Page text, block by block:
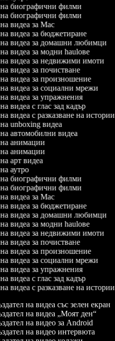
на биографични филми
на биографични филми
на видеа за Mac
на видеа за бюджетиране
на видеа за домашни любимци
на видеа за модни haulове
на видеа за недвижими имоти
на видеа за почистване
на видеа за произношение
на видеа за социални мрежи
на видеа за упражнения
на видеа с глас зад кадър
на видеа с разказване на истории
на unboxing видеа
на автомобилни видеа
на анимации
на анимации
на арт видеа
аутро
на биографични филми
на биографични филми
на видеа за Mac
на видеа за бюджетиране
на видеа за домашни любимци
на видеа за модни haulове
на видеа за недвижими имоти
на видеа за почистване
на видеа за произношение
на видеа за социални мрежи
на видеа за упражнения
на видеа с глас зад кадър
на видеа с разказване на истории
на видеа със зелен екран
на видеа „Моят ден“
на видео за Android
на видео интервюта